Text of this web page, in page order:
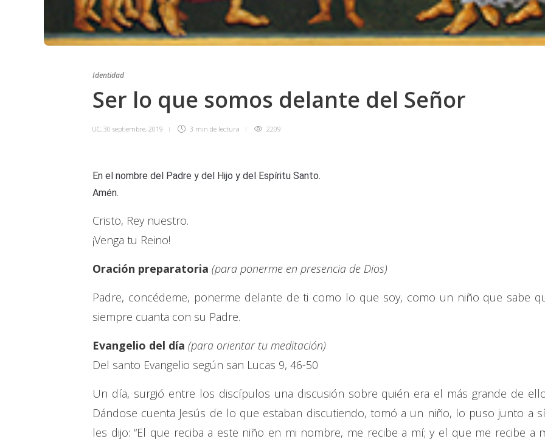
Identidad
Ser lo que somos delante del Señor
UC, 30 septiembre, 2019 3 min de lectura 2209
En el nombre del Padre y del Hijo y del Espíritu Santo.
Amén.
Cristo, Rey nuestro.
¡Venga tu Reino!
Oración preparatoria (para ponerme en presencia de Dios)
Padre, concédeme, ponerme delante de ti como lo que soy, como un niño que sabe
siempre cuanta con su Padre.
Evangelio del día (para orientar tu meditación)
Del santo Evangelio según san Lucas 9, 46-50
Un día, surgió entre los discípulos una discusión sobre quién era el más grande de
Dándose cuenta Jesús de lo que estaban discutiendo, tomó a un niño, lo puso junto a
les dijo: “El que reciba a este niño en mi nombre, me recibe a mí; y el que me recibe a